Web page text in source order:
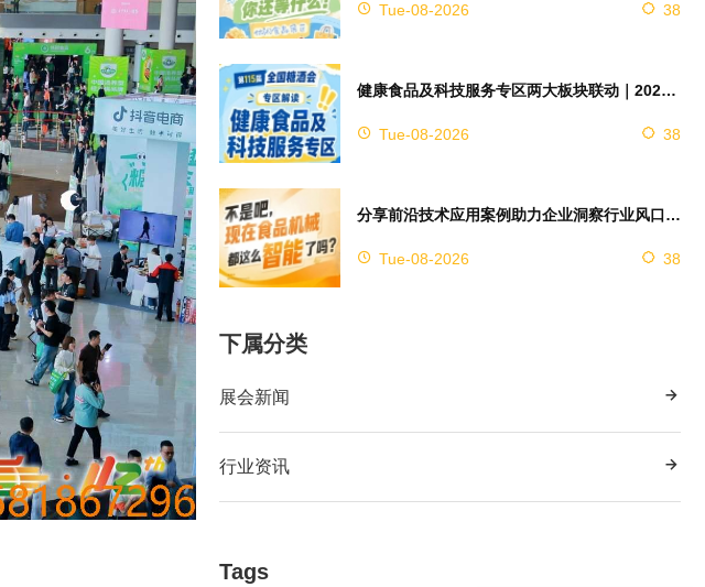
Tue-08-2026 38
健康食品及科技服务专区两大板块联动｜2026南京秋糖实现双向赋能助力企业对接技术资源
Tue-08-2026 38
分享前沿技术应用案例助力企业洞察行业风口，2026南京秋糖9号馆赋能创新
Tue-08-2026 38
下属分类
展会新闻
行业资讯
Tags